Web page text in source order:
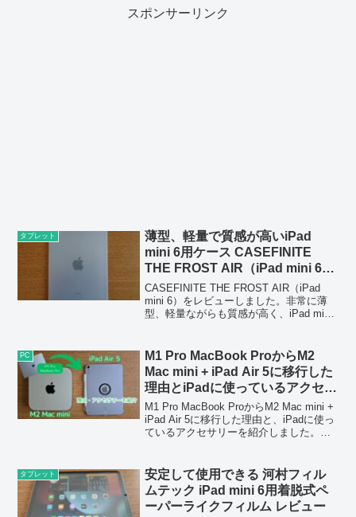
スポンサーリンク
タブレット
薄型、軽量で質感が高いiPad
mini 6用ケース CASEFINITE
THE FROST AIR（iPad mini 6）
レビュー
CASEFINITE THE FROST AIR（iPad
mini 6）をレビューしました。非常に薄
型、軽量ながらも質感が高く、iPad mini
PC
M1 Pro MacBook ProからM2
Mac mini + iPad Air 5に移行した
理由とiPadに使っているアクセサ
リーを紹介【一部提供
Metapen】
M1 Pro MacBook ProからM2 Mac mini +
iPad Air 5に移行した理由と、iPadに使っ
ているアクセサリーを紹介しました。価
タブレット
安定して使用できる 河村フィル
ムテック iPad mini 6用着脱式ペ
ーパーライクフィルム レビュー